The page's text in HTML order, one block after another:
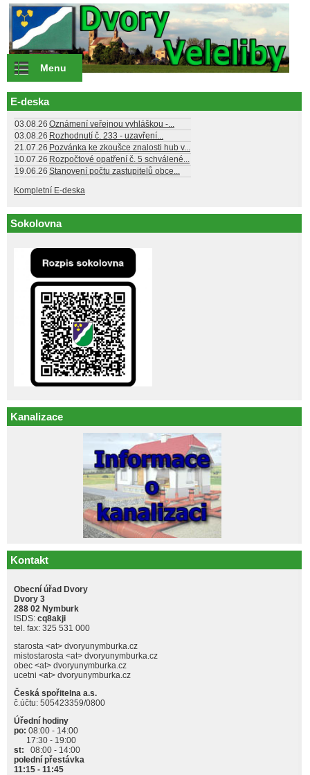
Přejít k hlavnímu obsahu
Menu
E-deska
03.08.26 Oznámení veřejnou vyhláškou -...
03.08.26 Rozhodnutí č. 233 - uzavření...
21.07.26 Pozvánka ke zkoušce znalosti hub v...
10.07.26 Rozpočtové opatření č. 5 schválené...
19.06.26 Stanovení počtu zastupitelů obce...
Kompletní E-deska
Sokolovna
Kanalizace
Kontakt
Obecní úřad Dvory
Dvory 3
288 02 Nymburk
ISDS: cq8akji
tel. fax: 325 531 000
starosta <at> dvoryunymburka.cz
mistostarosta <at> dvoryunymburka.cz
obec <at> dvoryunymburka.cz
ucetni <at> dvoryunymburka.cz
Česká spořitelna a.s.
č.účtu: 505423359/0800
Úřední hodiny
po: 08:00 - 14:00
17:30 - 19:00
st: 08:00 - 14:00
polední přestávka
11:15 - 11:45